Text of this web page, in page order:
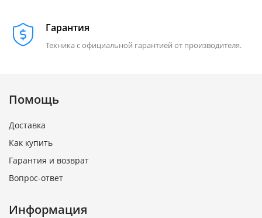
Гарантия
Техника с официальной гарантией от производителя.
Помощь
Доставка
Как купить
Гарантия и возврат
Вопрос-ответ
Информация